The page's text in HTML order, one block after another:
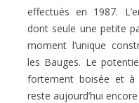
effectués en 1987.
dont seule une petite
moment l’unique
les Bauges. Le
fortement boisée et à
reste aujourd’hui